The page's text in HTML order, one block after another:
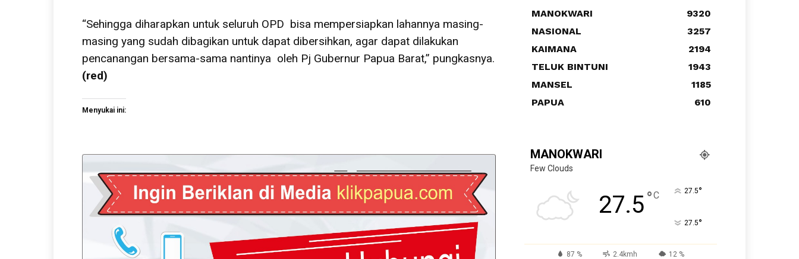
“Sehingga diharapkan untuk seluruh OPD bisa mempersiapkan lahannya masing-
masing yang sudah dibagikan untuk dapat dibersihkan, agar dapat dilakukan
pencanangan bersama-sama nantinya oleh Pj Gubernur Papua Barat,” pungkasnya.
(red)
Menyukai ini:
MANOKWARI
9320
NASIONAL
3257
KAIMANA
2194
TELUK BINTUNI
1943
MANSEL
1185
PAPUA
610
MANOKWARI
Few Clouds
27.5°C 27.5°
27.5°
87 % 2.4kmh 12 %